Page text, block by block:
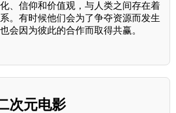
、信仰和价值观，与人类之间存在着
。有时候他们会为了争夺资源而发生
会因为彼此的合作而取得共赢。
次元电影